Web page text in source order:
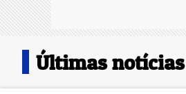
Últimas notícias